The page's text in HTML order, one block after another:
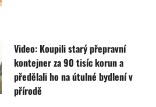
Video: Koupili starý přepravní
kontejner za 90 tisíc korun a
předělali ho na útulné bydlení v
přírodě